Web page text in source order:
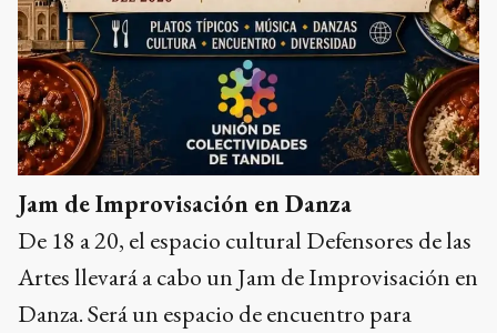
Jam de Improvisación en Danza
De 18 a 20, el espacio cultural Defensores de las
Artes llevará a cabo un Jam de Improvisación en
Danza. Será un espacio de encuentro para